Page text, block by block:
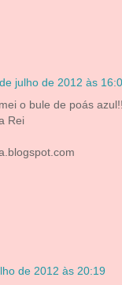
julho de 2012 às
o bule de poás
Rei
de 2012 às 20:19